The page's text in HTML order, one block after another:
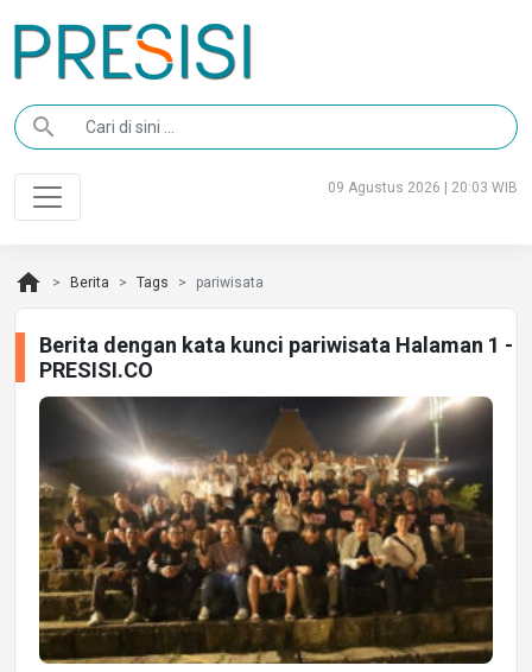
search
09 Agustus 2026 | 20:03 WIB
home Berita Tags pariwisata
Berita dengan kata kunci pariwisata Halaman 1 -
PRESISI.CO